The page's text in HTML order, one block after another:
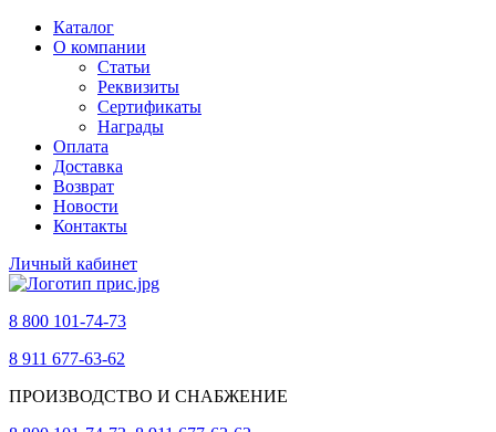
Каталог
О компании
Статьи
Реквизиты
Сертификаты
Награды
Оплата
Доставка
Возврат
Новости
Контакты
Личный кабинет
8 800 101-74-73
8 911 677-63-62
ПРОИЗВОДСТВО И СНАБЖЕНИЕ